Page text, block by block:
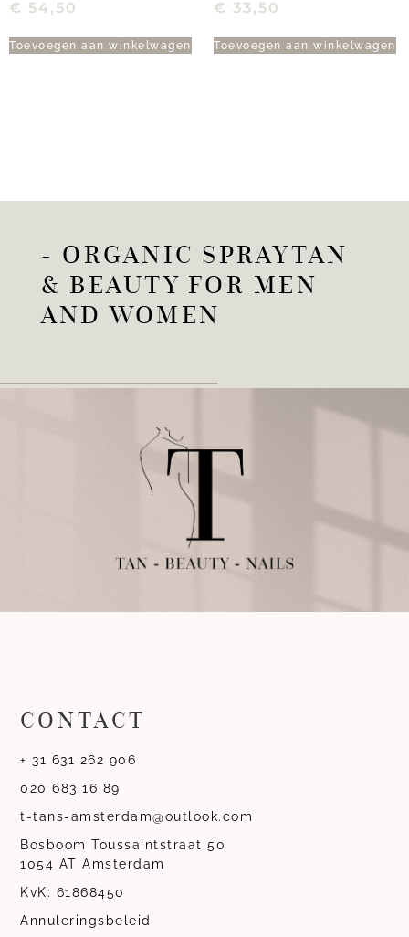
€ 54,50
Toevoegen aan winkelwagen
€ 33,50
Toevoegen aan winkelwagen
- ORGANIC SPRAYTAN
& BEAUTY FOR MEN
AND WOMEN
CONTACT
+ 31 631 262 906
020 683 16 89
t-tans-amsterdam@outlook.com
Bosboom Toussaintstraat 50
1054 AT Amsterdam
KvK: 61868450
Annuleringsbeleid